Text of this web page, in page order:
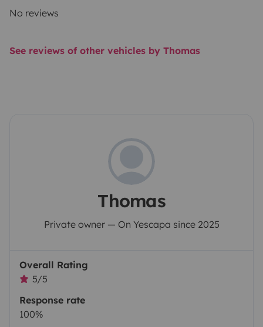
No reviews
See reviews of other vehicles by Thomas
Thomas
Private owner — On Yescapa since 2025
Overall Rating
5/5
Response rate
100%